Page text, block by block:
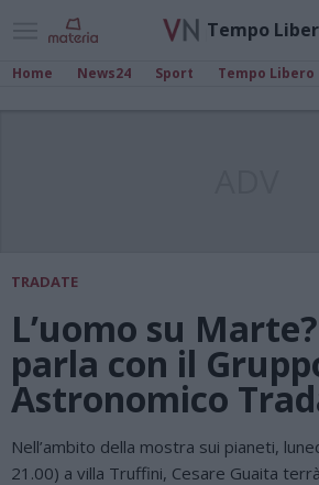
Tempo
Home News24 Sport Tempo Libero
TRADATE
L’uomo su
parla con il
Astronomico
Nell’ambito della mostra sui pianeti,
21.00) a villa Truffini, Cesare Guaita